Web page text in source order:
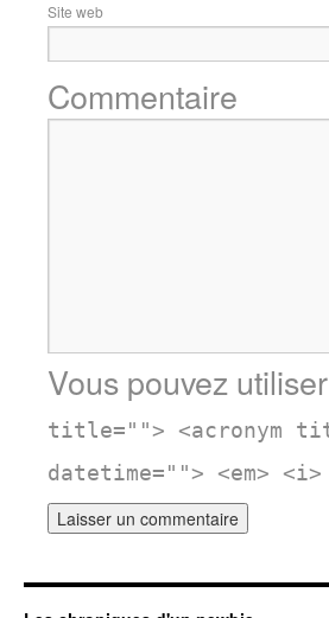
Site web
Commentaire
Vous pouvez
title=""> <acronym
datetime=""> <em>